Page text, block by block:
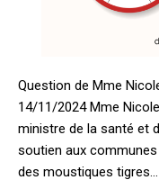
Question de Mme
14/11/2024 Mme
ministre de la santé et
soutien aux
des moustiques tigres…